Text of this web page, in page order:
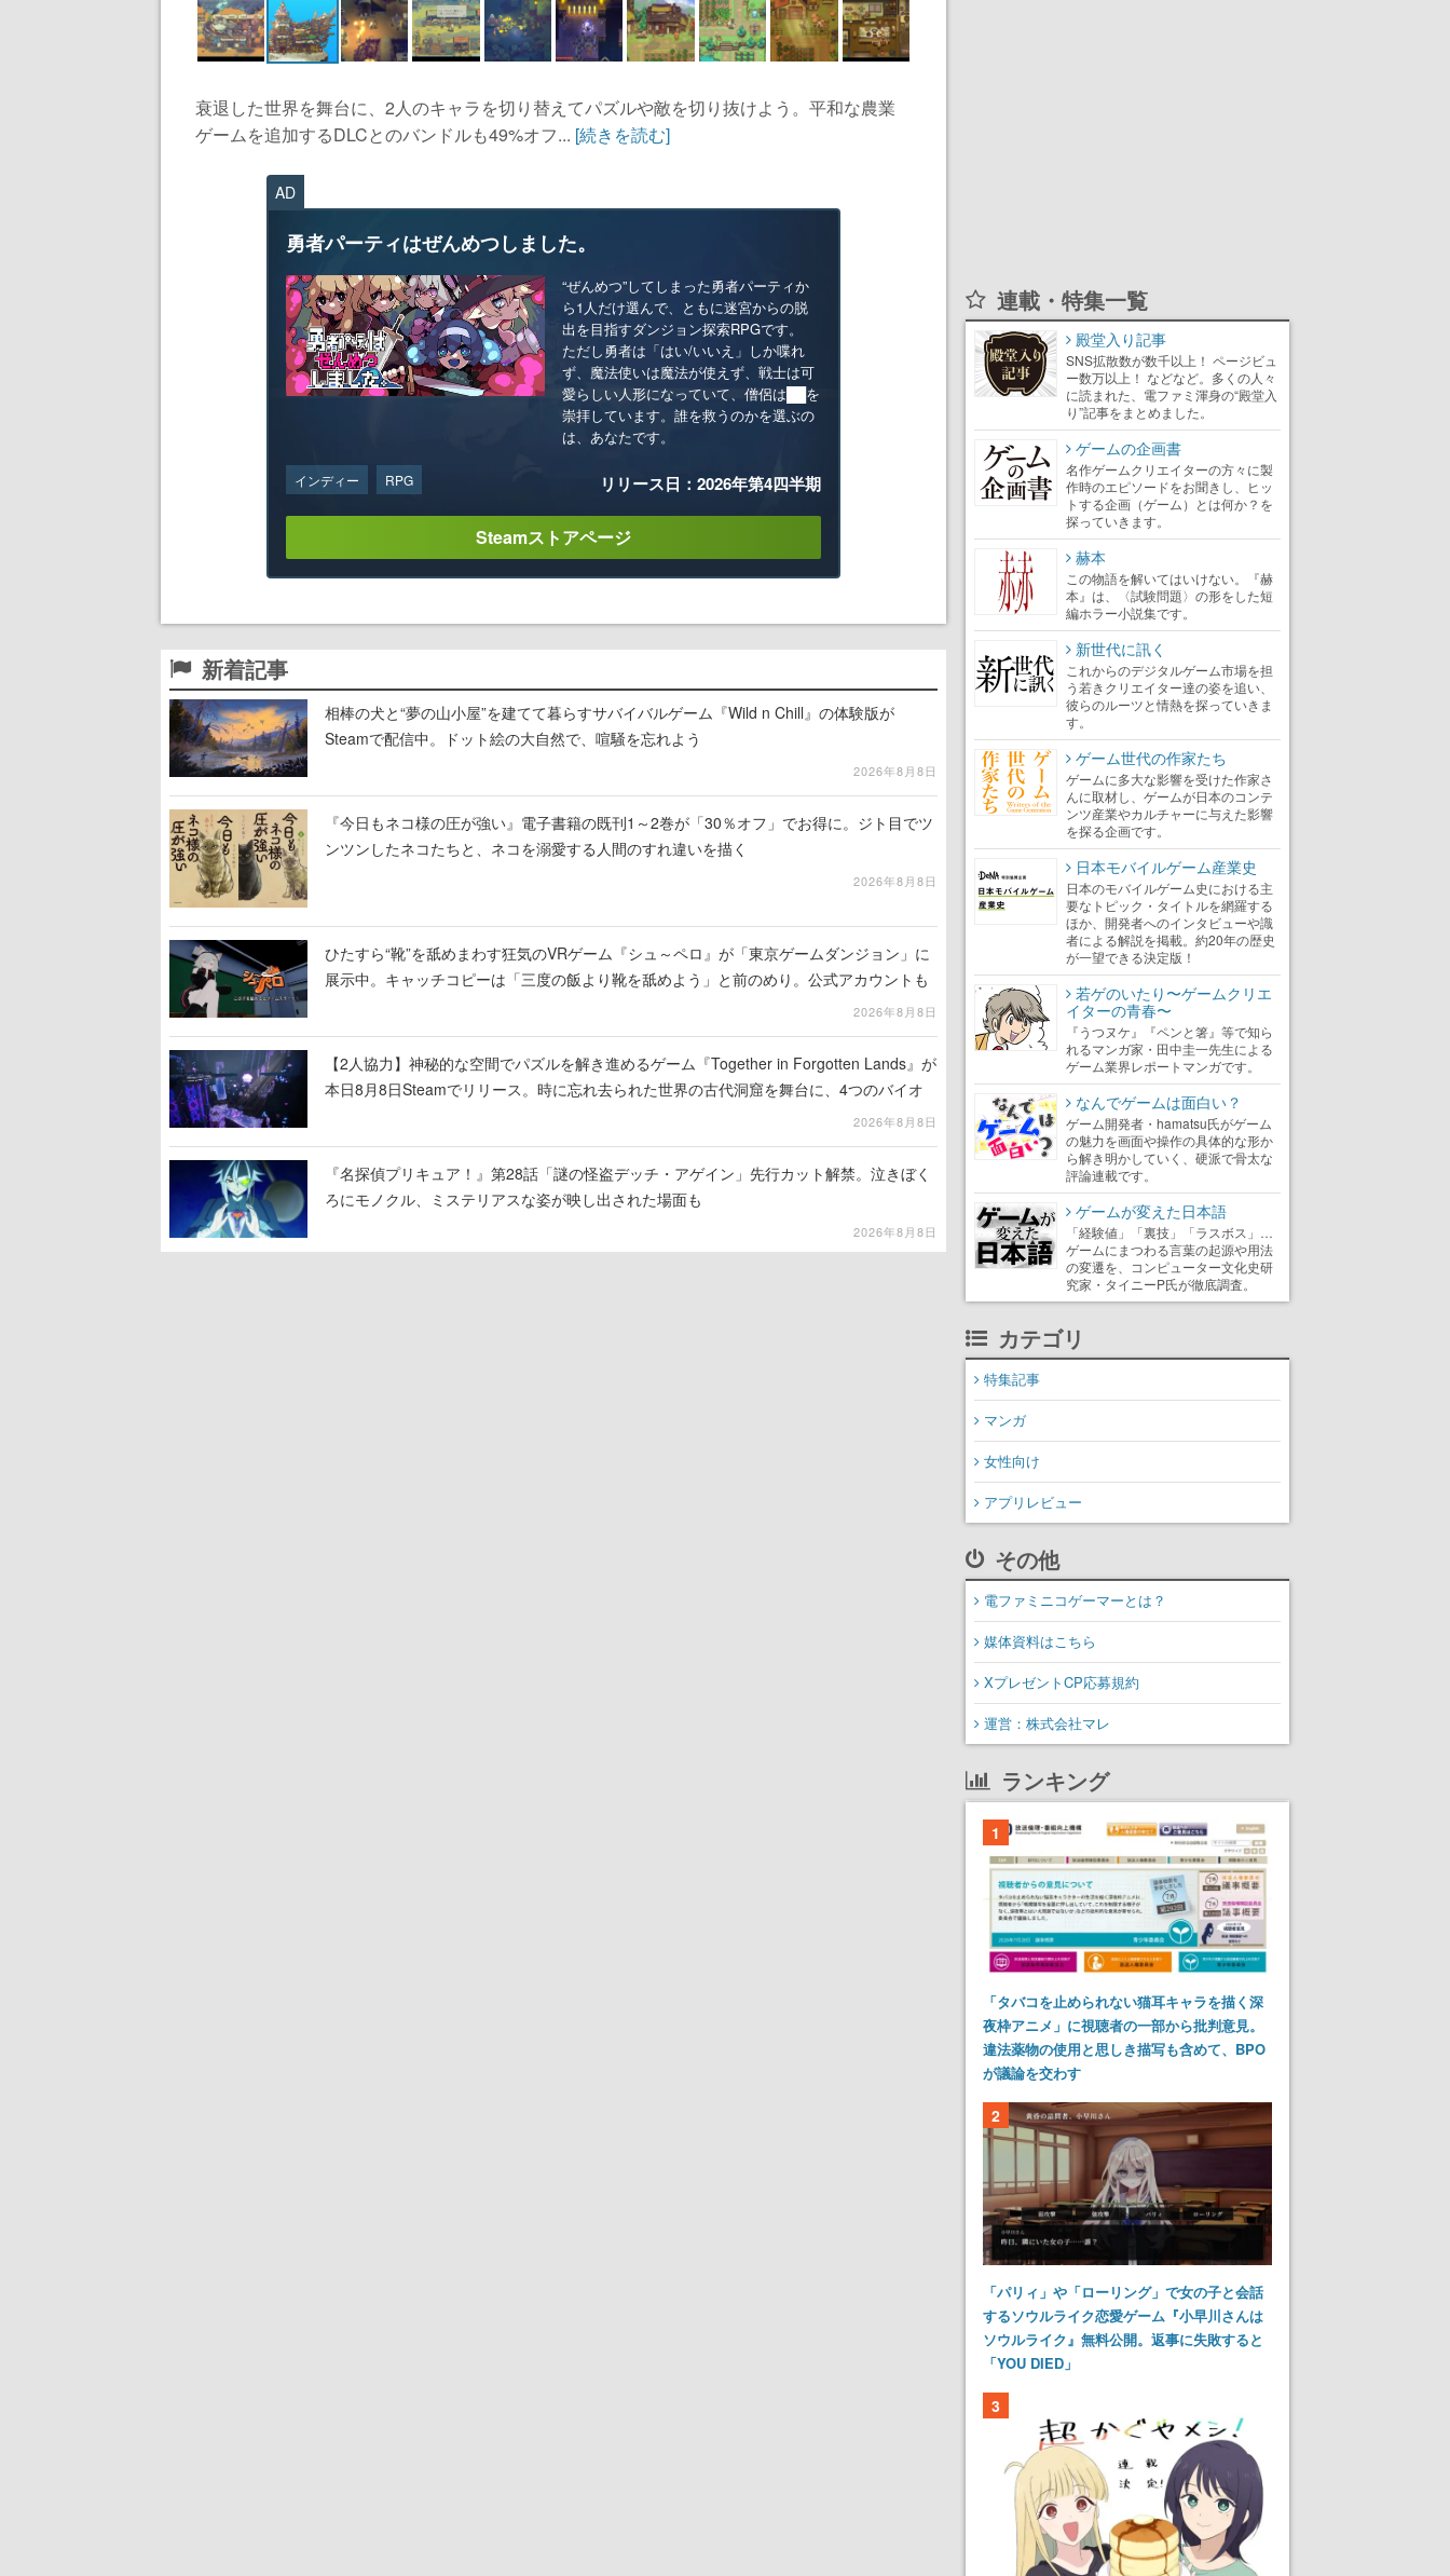
衰退した世界を舞台に、2人のキャラを切り替えてパズルや敵を切り抜けよう。平和な農業
ゲームを追加するDLCとのバンドルも49%オフ... [続きを読む]
AD
勇者パーティはぜんめつしました。
“ぜんめつ”してしまった勇者パーティか
ら1人だけ選んで、ともに迷宮からの脱
出を目指すダンジョン探索RPGです。
ただし勇者は「はい/いいえ」しか喋れ
ず、魔法使いは魔法が使えず、戦士は可
愛らしい人形になっていて、僧侶は██を
崇拝しています。誰を救うのかを選ぶの
は、あなたです。
インディー RPG リリース日：2026年第4四半期
Steamストアページ
新着記事
相棒の犬と“夢の山小屋”を建てて暮らすサバイバルゲーム『Wild n Chill』の体験版が
Steamで配信中。ドット絵の大自然で、喧騒を忘れよう
2026年8月8日
『今日もネコ様の圧が強い』電子書籍の既刊1～2巻が「30％オフ」でお得に。ジト目でツ
ンツンしたネコたちと、ネコを溺愛する人間のすれ違いを描く
2026年8月8日
ひたすら“靴”を舐めまわす狂気のVRゲーム『シュ～ペロ』が「東京ゲームダンジョン」に
展示中。キャッチコピーは「三度の飯より靴を舐めよう」と前のめり。公式アカウントも
2026年8月8日
【2人協力】神秘的な空間でパズルを解き進めるゲーム『Together in Forgotten Lands』が
本日8月8日Steamでリリース。時に忘れ去られた世界の古代洞窟を舞台に、4つのバイオ
2026年8月8日
『名探偵プリキュア！』第28話「謎の怪盗デッチ・アゲイン」先行カット解禁。泣きぼく
ろにモノクル、ミステリアスな姿が映し出された場面も
2026年8月8日
連載・特集一覧
殿堂入り記事
SNS拡散数が数千以上！ ページビュ
ー数万以上！ などなど。多くの人々
に読まれた、電ファミ渾身の“殿堂入
り”記事をまとめました。
ゲームの企画書
名作ゲームクリエイターの方々に製
作時のエピソードをお聞きし、ヒッ
トする企画（ゲーム）とは何か？を
探っていきます。
赫本
この物語を解いてはいけない。『赫
本』は、〈試験問題〉の形をした短
編ホラー小説集です。
新世代に訊く
これからのデジタルゲーム市場を担
う若きクリエイター達の姿を追い、
彼らのルーツと情熱を探っていきま
す。
ゲーム世代の作家たち
ゲームに多大な影響を受けた作家さ
んに取材し、ゲームが日本のコンテ
ンツ産業やカルチャーに与えた影響
を探る企画です。
日本モバイルゲーム産業史
日本のモバイルゲーム史における主
要なトピック・タイトルを網羅する
ほか、開発者へのインタビューや識
者による解説を掲載。約20年の歴史
が一望できる決定版！
若ゲのいたり〜ゲームクリエ
イターの青春〜
『うつヌケ』『ペンと箸』等で知ら
れるマンガ家・田中圭一先生による
ゲーム業界レポートマンガです。
なんでゲームは面白い？
ゲーム開発者・hamatsu氏がゲーム
の魅力を画面や操作の具体的な形か
ら解き明かしていく、硬派で骨太な
評論連載です。
ゲームが変えた日本語
「経験値」「裏技」「ラスボス」…
ゲームにまつわる言葉の起源や用法
の変遷を、コンピューター文化史研
究家・タイニーP氏が徹底調査。
カテゴリ
特集記事
マンガ
女性向け
アプリレビュー
その他
電ファミニコゲーマーとは？
媒体資料はこちら
XプレゼントCP応募規約
運営：株式会社マレ
ランキング
1
「タバコを止められない猫耳キャラを描く深
夜枠アニメ」に視聴者の一部から批判意見。
違法薬物の使用と思しき描写も含めて、BPO
が議論を交わす
2
「パリィ」や「ローリング」で女の子と会話
するソウルライク恋愛ゲーム『小早川さんは
ソウルライク』無料公開。返事に失敗すると
「YOU DIED」
3